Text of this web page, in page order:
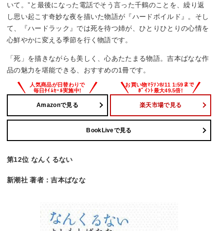
いて。”と最後になった電話でそう言った千鶴のことを、繰り返
し思い起こす奇妙な夜を描いた物語が『ハードボイルド』。そし
て、『ハードラック』では死を待つ姉が、ひとりひとりの心情を
心鮮やかに変える季節を行く物語です。
「死」を描きながらも美しく、心あたたまる物語。吉本ばなな作
品の魅力を堪能できる、おすすめの1冊です。
Amazonで見る 楽天市場で見る
BookLiveで見る
第12位 なんくるない
新潮社 著者：吉本ばなな